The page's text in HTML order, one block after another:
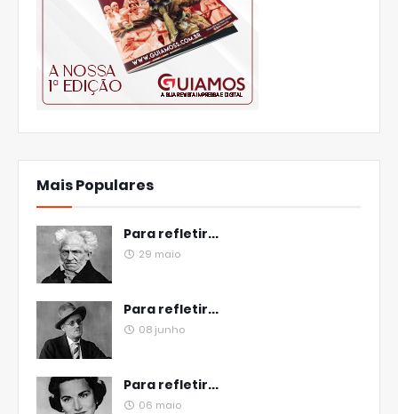
Mais Populares
Para refletir...
29 maio
Para refletir...
08 junho
Para refletir...
06 maio